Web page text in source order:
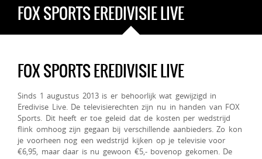
FOX SPORTS EREDIVISIE LIVE
FOX SPORTS EREDIVISIE LIVE
Sinds 1 augustus 2013 is er behoorlijk wat gewijzigd in
Eredivise Live. De televisierechten zijn nu in handen van FOX
Sports. Dit heeft er toe geleid dat de kosten per wedstrijd
flink omhoog zijn gegaan bij verschillende aanbieders. Zo kon
je voorheen nog een wedstrijd kijken op je televisie voor
€6,95, maar daar is nu gewoon €5,- bovenop gekomen. De